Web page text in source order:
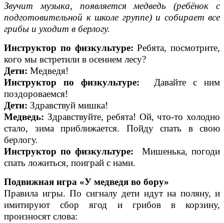
Звучит музыка, появляется медведь (ребёнок с
подготовительной к школе группе) и собирает все
грибы и уходит в берлогу.
Инструктор по физкультуре: Ребята, посмотрите,
кого мы встретили в осеннем лесу?
Дети: Медведя!
Инструктор по физкультуре:
Давайте с ним
поздороваемся!
Дети: Здравствуй мишка!
Медведь: Здравствуйте, ребята! Ой, что-то холодно
стало, зима приближается. Пойду спать в свою
берлогу.
Инструктор по физкультуре: Мишенька, погоди
спать ложиться, поиграй с нами.
Подвижная игра «У медведя во бору»
Правила игры. По сигналу дети идут на поляну, и
имитируют сбор ягод и грибов в корзину,
произносят слова: